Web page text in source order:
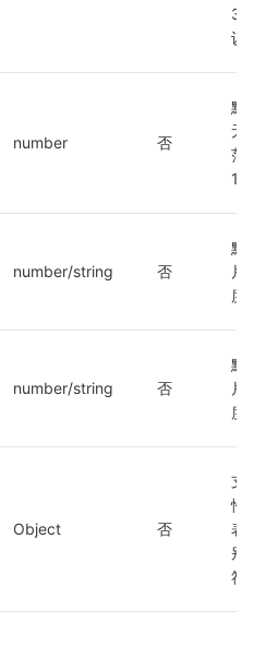
认
number 否
默
无
范
1
number/string 否
默
片
度
number/string 否
默
片
度
Object 否
支
性
表
别
符